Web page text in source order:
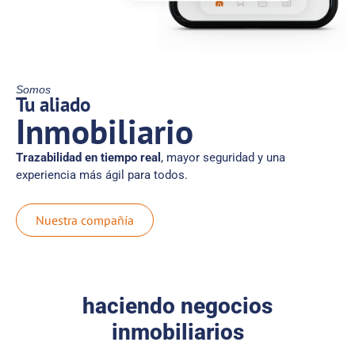
Somos
Tu aliado
Inmobiliario
Trazabilidad en tiempo real , mayor seguridad y una
experiencia más ágil para todos.
Nuestra compañía
haciendo negocios
inmobiliarios